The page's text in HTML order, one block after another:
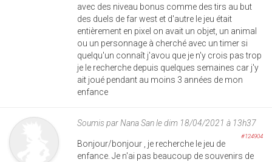
avec des niveau bonus comme des tirs au but
des duels de far west et d'autre le jeu était
entièrement en pixel on avait un objet, un animal
ou un personnage à cherché avec un timer si
quelqu'un connaît j'avou que je n'y crois pas trop
je le recherche depuis quelques semaines car j'y
ait joué pendant au moins 3 années de mon
enfance
Soumis parNana Sanle dim 18/04/2021 à 13h37
#124904
Bonjour/bonjour , je recherche le jeu de
enfance. Je n'ai pas beaucoup de souvenirs de